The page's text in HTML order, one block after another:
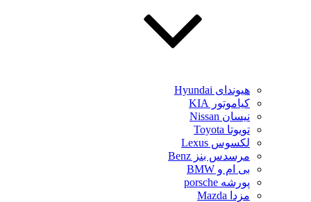
هیوندای Hyundai
کیاموتور KIA
نیسان Nissan
تویوتا Toyota
لکسوس Lexus
مرسدس بنز Benz
بی ام و BMW
پورشه porsche
مزدا Mazda